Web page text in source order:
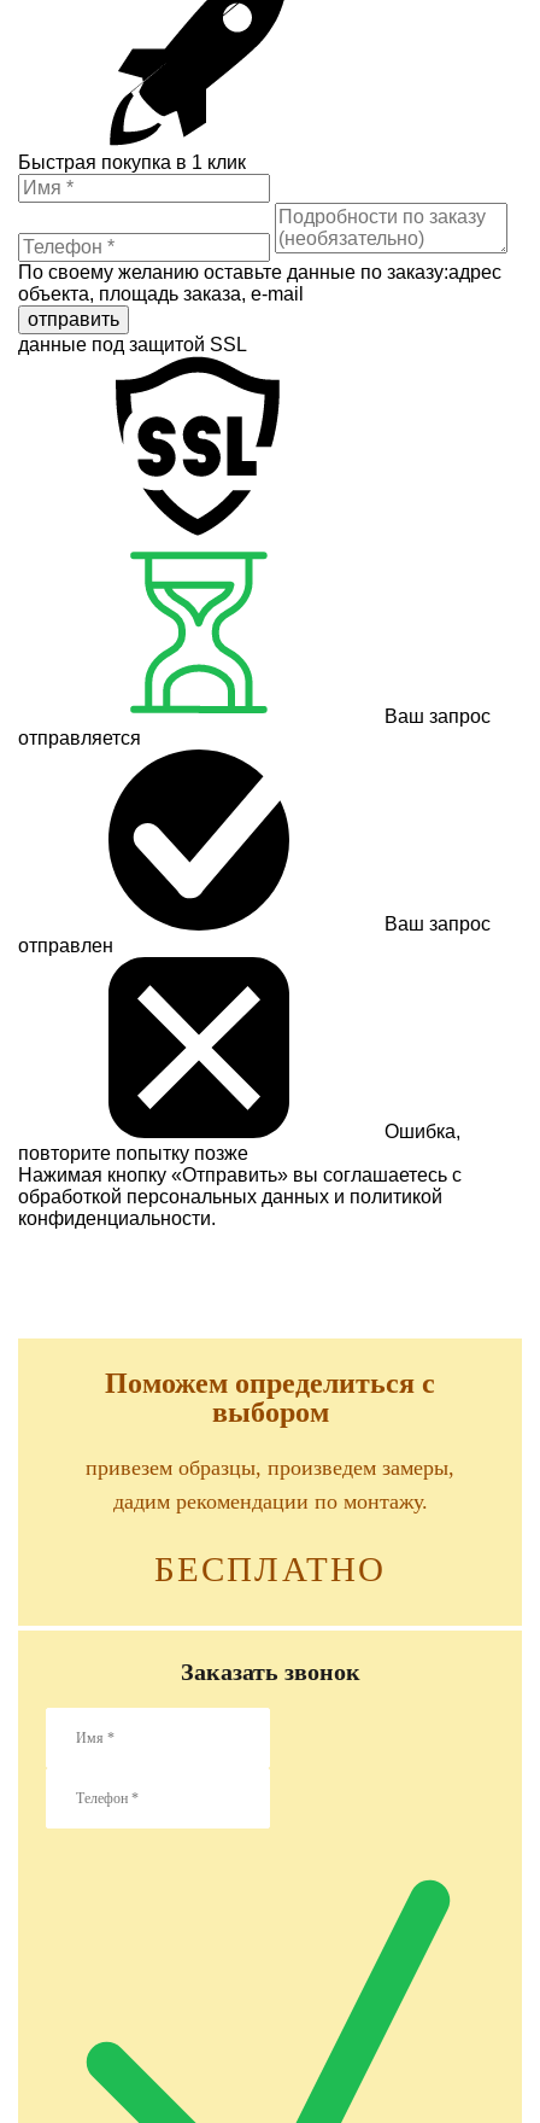
Быстрая покупка в 1 клик
По своему желанию оставьте данные по заказу:адрес
объекта, площадь заказа, e-mail
отправить
данные под защитой SSL
Ваш запрос
отправляется
Ваш запрос
отправлен
Ошибка,
повторите попытку позже
Нажимая кнопку «Отправить» вы соглашаетесь с
обработкой персональных данных и политикой
конфиденциальности.
Поможем определиться с
выбором
привезем образцы, произведем замеры,
дадим рекомендации по монтажу.
БЕСПЛАТНО
Заказать звонок